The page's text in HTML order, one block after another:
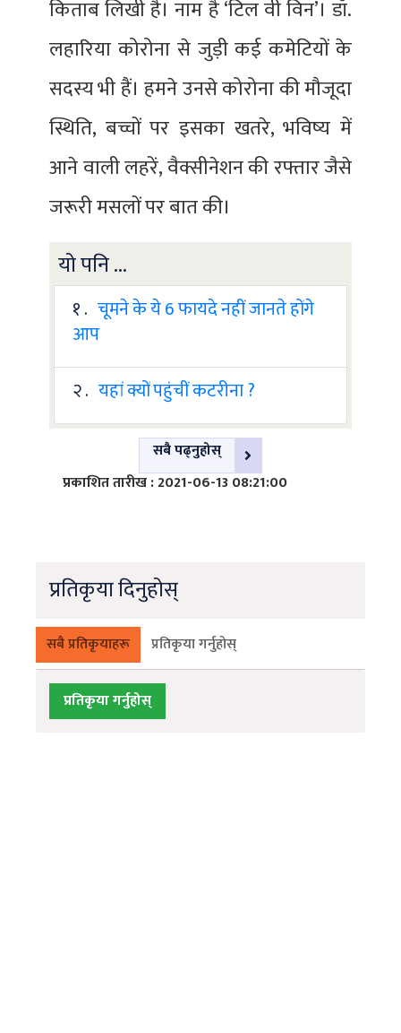
किताब लिखी है। नाम है ‘टिल वी विन’। डॉ.
लहारिया कोरोना से जुड़ी कई कमेटियों के
सदस्य भी हैं। हमने उनसे कोरोना की मौजूदा
स्थिति, बच्चों पर इसका खतरे, भविष्य में
आने वाली लहरें, वैक्सीनेशन की रफ्तार जैसे
जरूरी मसलों पर बात की।
यो पनि ...
१ . चूमने के ये 6 फायदे नहीं जानते होंगे
आप
२ . यहां क्यों पहुंचीं कटरीना ?
सबै पढ्नुहोस्
प्रकाशित तारीख : 2021-06-13 08:21:00
प्रतिकृया दिनुहोस्
सबै प्रतिकृयाहरू प्रतिकृया गर्नुहोस्
प्रतिकृया गर्नुहोस्